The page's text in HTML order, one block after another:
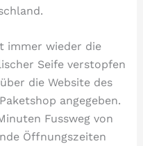
immer wieder die
Seife verstopfen
die Website des
angegeben.
Fussweg von
Öffnungszeiten